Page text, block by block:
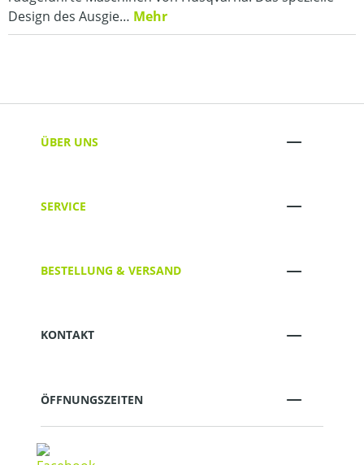
Design des Ausgie… Mehr
ÜBER UNS
SERVICE
BESTELLUNG & VERSAND
KONTAKT
ÖFFNUNGSZEITEN